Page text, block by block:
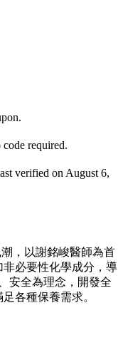
required.
verified on August 6,
，以謝銘峻醫師為首
必要性化學成分，導
安全為理念，開發全
各種保養需求。